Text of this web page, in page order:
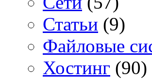
Статьи (9)
Файловые
Хостинг (90)